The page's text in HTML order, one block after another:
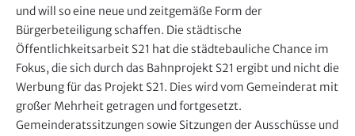
und will so eine neue und zeitgemäße Form der
Bürgerbeteiligung schaffen. Die städtische
Öffentlichkeitsarbeit S21 hat die städtebauliche Chance im
Fokus, die sich durch das Bahnprojekt S21 ergibt und nicht die
Werbung für das Projekt S21. Dies wird vom Gemeinderat mit
großer Mehrheit getragen und fortgesetzt.
Gemeinderatssitzungen sowie Sitzungen der Ausschüsse und